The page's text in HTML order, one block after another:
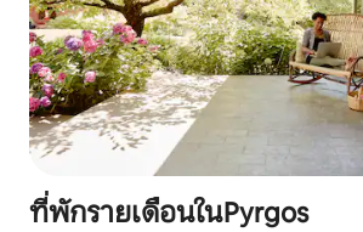
ที่พักรายเดือนในPyrgos